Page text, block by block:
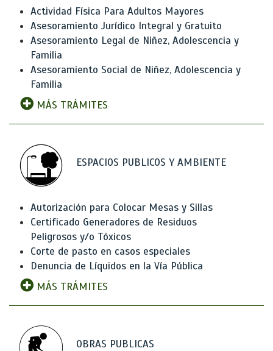
Actividad Física Para Adultos Mayores
Asesoramiento Jurídico Integral y Gratuito
Asesoramiento Legal de Niñez, Adolescencia y
Familia
Asesoramiento Social de Niñez, Adolescencia y
Familia
MÁS TRÁMITES
ESPACIOS PUBLICOS Y AMBIENTE
Autorización para Colocar Mesas y Sillas
Certificado Generadores de Residuos
Peligrosos y/o Tóxicos
Corte de pasto en casos especiales
Denuncia de Líquidos en la Vía Pública
MÁS TRÁMITES
OBRAS PUBLICAS